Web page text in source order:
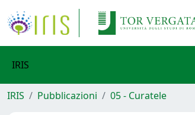
IRIS
IRIS Pubblicazioni 05 - Curatele